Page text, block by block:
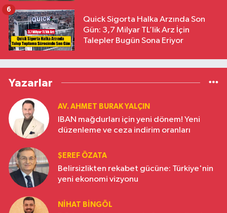
Quick Sigorta Halka Arzında Son
Gün: 3,7 Milyar TL’lik Arz İçin
Talepler Bugün Sona Eriyor
6
Yazarlar
AV. AHMET BURAK YALÇIN
IBAN mağdurları için yeni dönem! Yeni
düzenleme ve ceza indirim oranları
ŞEREF ÖZATA
Belirsizlikten rekabet gücüne: Türkiye'nin
yeni ekonomi vizyonu
NIHAT BINGÖL